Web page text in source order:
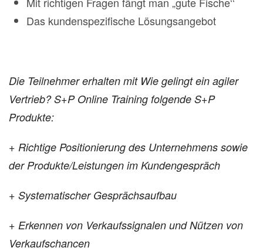
Das kundenspezifische Lösungsangebot
Die Teilnehmer erhalten mit Wie gelingt ein agiler
Vertrieb? S+P Online Training folgende S+P
Produkte:
+ Richtige Positionierung des Unternehmens sowie
der Produkte/Leistungen im Kundengespräch
+ Systematischer Gesprächsaufbau
+ Erkennen von Verkaufssignalen und Nützen von
Verkaufschancen